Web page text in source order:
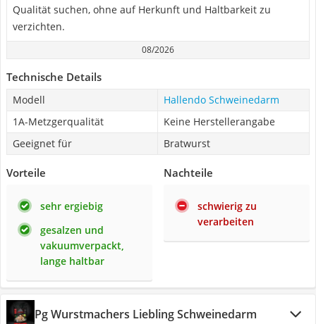
Qualität suchen, ohne auf Herkunft und Haltbarkeit zu
verzichten.
08/2026
Technische Details
Modell
Hallendo Schweinedarm
1A-Metzgerqualität
Keine Herstellerangabe
Geeignet für
Bratwurst
Vorteile
sehr ergiebig
gesalzen und
vakuumverpackt,
lange haltbar
Nachteile
schwierig zu
verarbeiten
Pg Wurstmachers Liebling Schweinedarm